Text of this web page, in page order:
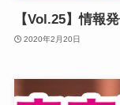
【Vol.25】情報
2020年2月20日